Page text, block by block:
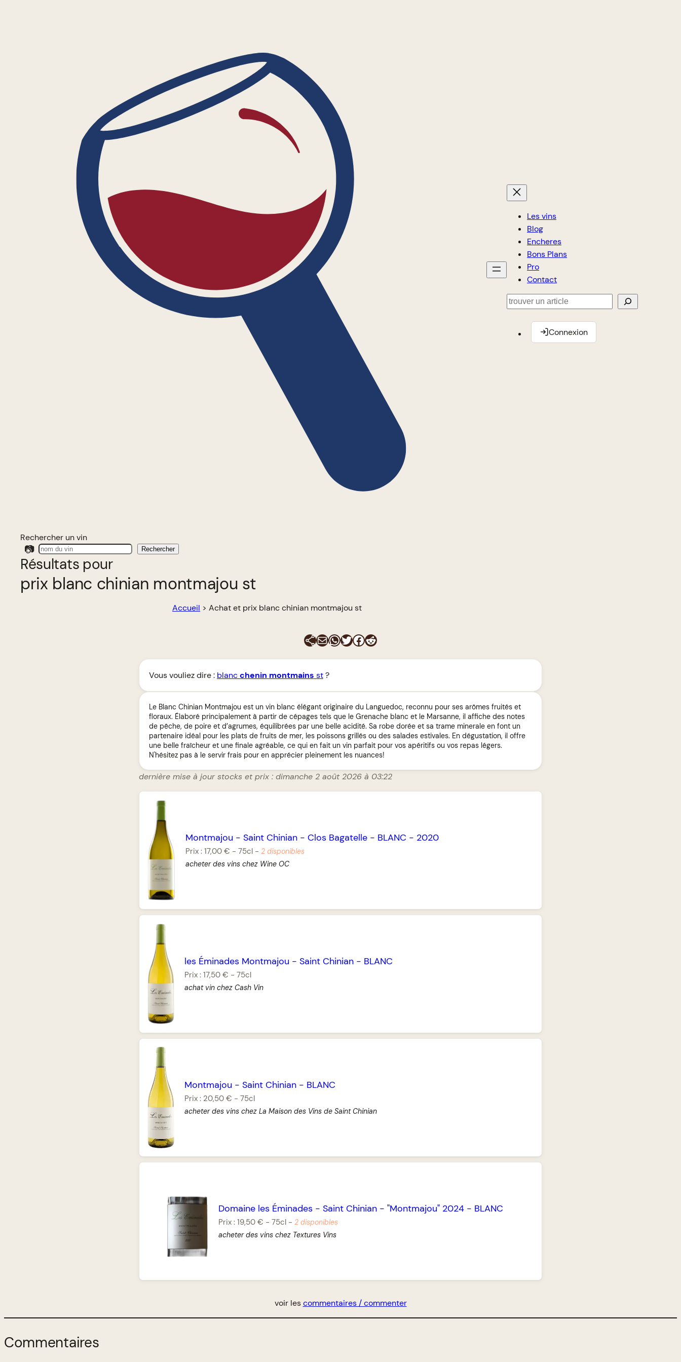
Les vins
Blog
Encheres
Bons Plans
Pro
Contact
Rechercher
Connexion
Rechercher un vin
📷 Rechercher
Résultats pour
prix blanc chinian montmajou st
Accueil > Achat et prix blanc chinian montmajou st
E-mailWhatsApp
Twitter
Facebook
Reddit
Vous vouliez dire : blancchenin montmains st?
Le Blanc Chinian Montmajou est un vin blanc élégant originaire du Languedoc, reconnu pour ses arômes fruités et
floraux. Élaboré principalement à partir de cépages tels que le Grenache blanc et le Marsanne, il affiche des notes
de pêche, de poire et d’agrumes, équilibrées par une belle acidité. Sa robe dorée et sa trame minerale en font un
partenaire idéal pour les plats de fruits de mer, les poissons grillés ou des salades estivales. En dégustation, il offre
une belle fraîcheur et une finale agréable, ce qui en fait un vin parfait pour vos apéritifs ou vos repas légers.
N'hésitez pas à le servir frais pour en apprécier pleinement les nuances!
dernière mise à jour stocks et prix : dimanche 2 août 2026 à 03:22
Montmajou -Saint Chinian - Clos Bagatelle - BLANC - 2020
Prix :17,00 € -75cl -2 disponibles
acheter des vins chez Wine OC
les Éminades Montmajou -Saint Chinian - BLANC
Prix :17,50 € -75cl
achat vin chez Cash Vin
Montmajou - Saint Chinian- BLANC
Prix : 20,50 € - 75cl
acheter des vins chez La Maison des Vins de Saint Chinian
Domaine les Éminades - Saint Chinian- "Montmajou" 2024- BLANC
Prix : 19,50 € - 75cl- 2 disponibles
acheter des vins chez Textures Vins
voir lescommentaires / commenter
Commentaires